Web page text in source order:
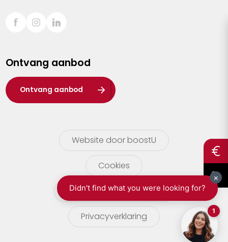
Sint-Truiden
Waasland
Wuustwezel
Zoersel
Ontvang aanbod
Ontvang aanbod
Website door boostU
Cookies
gebruikersvoorwaarden
Privacyverklaring